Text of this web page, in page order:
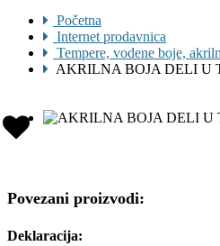
Početna
Internet prodavnica
Tempere, vodene boje,
AKRILNA BOJA DELI U
Povezani proizvodi:
Deklaracija: